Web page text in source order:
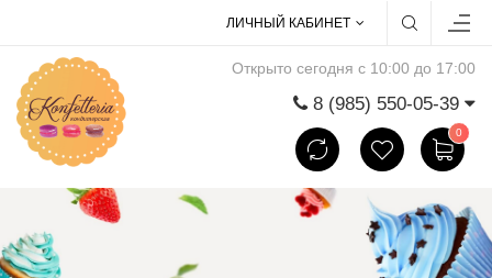
ЛИЧНЫЙ КАБИНЕТ
Открыто сегодня с 10:00 до 17:00
8 (985) 550-05-39
0